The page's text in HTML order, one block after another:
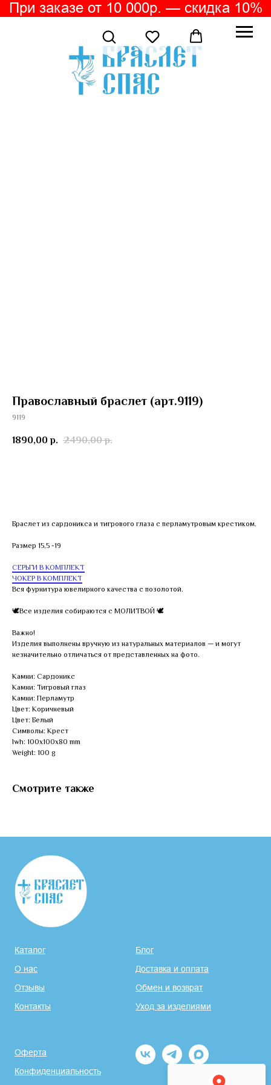
При заказе от 10 000р. — скидка 10%
Православный браслет (арт.9119)
9119
1890,00 р. 2490,00 р.
Браслет из сардоникса и тигрового глаза с перламутровым крестиком.
Размер 15,5 -19
СЕРЬГИ В КОМПЛЕКТ
ЧОКЕР В КОМПЛЕКТ
Вся фурнитура ювелирного качества с позолотой.
🕊Все изделия собираются с МОЛИТВОЙ 🕊
Важно!
Изделия выполнены вручную из натуральных материалов — и могут
незначительно отличаться от представленных на фото.
Камни: Сардоникс
Камни: Тигровый глаз
Камни: Перламутр
Цвет: Коричневый
Цвет: Белый
Символы: Крест
lwh: 100x100x80 mm
Weight: 100 g
Смотрите также
Каталог
О нас
Отзывы
Контакты
Блог
Доставка и оплата
Обмен и возврат
Уход за изделиями
Оферта
Конфиденциальность